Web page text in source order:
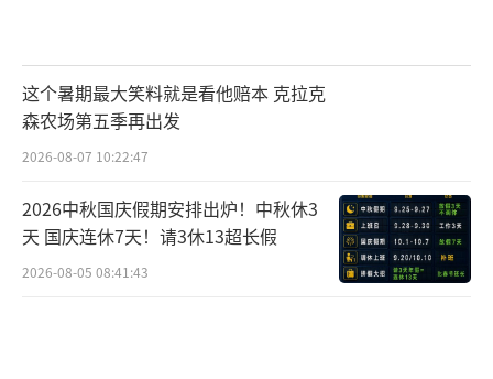
这个暑期最大笑料就是看他赔本 克拉克
森农场第五季再出发
2026-08-07 10:22:47
2026中秋国庆假期安排出炉！中秋休3
天 国庆连休7天！请3休13超长假
2026-08-05 08:41:43